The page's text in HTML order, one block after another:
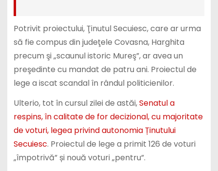
Potrivit proiectului, Ţinutul Secuiesc, care ar urma
să fie compus din judeţele Covasna, Harghita
precum şi „scaunul istoric Mureş”, ar avea un
preşedinte cu mandat de patru ani. Proiectul de
lege a iscat scandal în rândul politicienilor.
Ulterio, tot în cursul zilei de astăi,Senatul a
respins, în calitate de for decizional, cu majoritate
de voturi, legea privind autonomia Ținutului
Secuiesc. Proiectul de lege a primit 126 de voturi
„împotrivă” și nouă voturi „pentru”.